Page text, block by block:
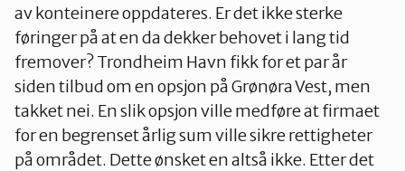
av konteinere oppdateres. Er det ikke sterke
føringer på at en da dekker behovet i lang tid
fremover? Trondheim Havn fikk for et par år
siden tilbud om en opsjon på Grønøra Vest, men
takket nei. En slik opsjon ville medføre at firmaet
for en begrenset årlig sum ville sikre rettigheter
på området. Dette ønsket en altså ikke. Etter det